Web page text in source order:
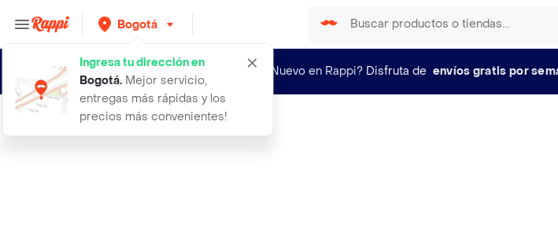
Bogotá
Ingresa tu dirección en
Bogotá. Mejor servicio,
entregas más rápidas y los
precios más convenientes!
¿Nuevo en Rappi? Disfruta de envíos gratis por
a de coco agu noba